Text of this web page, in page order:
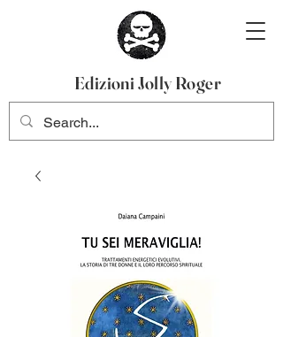
Edizioni Jolly Roger